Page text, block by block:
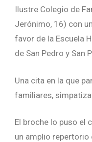
Ilustre Colegio de
Jerónimo, 16) con
favor de la Escuela
de San Pedro y San
Una cita en la que
familiares,
El broche lo puso el
un amplio